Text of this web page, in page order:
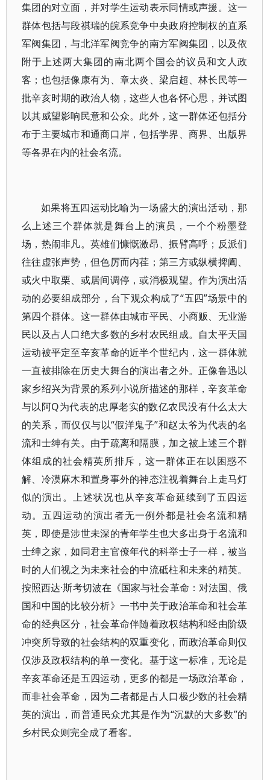
集团的对立面，并对学生运动表示同情或声援。这一
群体包括与段祺瑞的皖系竞争中央政府控制权的直系
军阀集团，与北洋军阀竞争的南方军阀集团，以及依
附于上述两大集团的南北两个国会的议员和文人政
客；也包括像康有为、章太炎、梁启超、林长民等一
批辛亥时期的政治人物，这些人也各怀心思，并试图
以其威望影响民意和公众。此外，这一群体还包括分
布于主要城市和通商口岸，包括学界、商界、出版界
等各界在内的社会名流。
如果将五四运动比喻为一场盛大的演出活动，那
么上述三个群体就是舞台上的演员，一个个粉墨登
场，热闹非凡。英雄们慷慨激昂、振臂高呼；反派们
往往虚张声势，但色厉而内荏；第三方或纵横捭阖、
或火中取栗、或居间调停，或消极观望。作为演出活
动的必要组成部分，台下观众构成了“五四”场景中的
第四个群体。这一群体由城市平民、小商贩、无业游
民以及占人口绝大多数的乡村农民组成。自太平天国
运动被平定至辛亥革命的近半个世纪内，这一群体就
一直被排除在历史大舞台的演出者之外。正像鲁迅以
家乡绍兴为背景的系列小说所描述的那样，辛亥革命
与以阿Q为代表的忠厚老实的数亿农民没有什么太大
的关系，而仅仅与以“假洋鬼子”和赵太爷为代表的名
流和士绅有关。由于疏离和隔膜，加之被上述三个群
体组成的社会精英所排斥，这一群体正在以困惑不
解、冷漠麻木和置身事外的神态注视着舞台上走马灯
似的演出。上述状况也从辛亥革命延续到了五四运
动。五四运动的演出者无一例外都是社会名流和精
英，即使是涉世未深的青年学生也大多出身于名流和
士绅之家，如同君主官僚年代的科举士子一样，被当
时的人们视之为未来社会的中流砥柱和未来的精英。
按照西达·斯考切波在《国家与社会革命：对法国、俄
国和中国的比较分析》一书中关于政治革命和社会革
命的经典区分，社会革命伴随着政权结构和经由阶级
冲突所导致的社会结构的双重变化，而政治革命则仅
仅涉及政权结构的单一变化。基于这一标准，无论是
辛亥革命还是五四运动，更多的都是一场政治革命，
而非社会革命，因为二者都是占人口极少数的社会精
英的演出，而普通民众尤其是作为“沉默的大多数”的
乡村民众则完全成了看客。